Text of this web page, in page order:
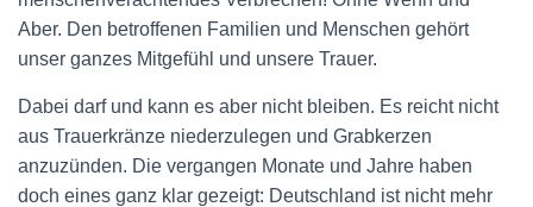
Aber. Den betroffenen Familien und Menschen gehört
unser ganzes Mitgefühl und unsere Trauer.
Dabei darf und kann es aber nicht bleiben. Es reicht nicht
aus Trauerkränze niederzulegen und Grabkerzen
anzuzünden. Die vergangen Monate und Jahre haben
doch eines ganz klar gezeigt: Deutschland ist nicht mehr